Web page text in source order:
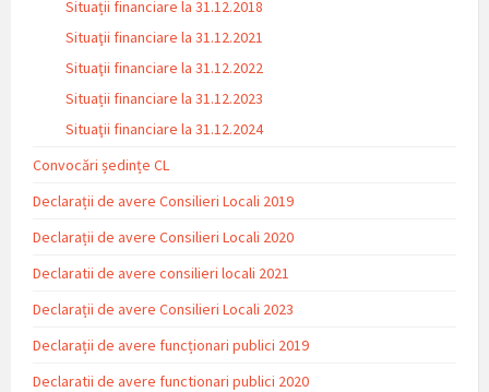
Situații financiare la 31.12.2018
Situaţii financiare la 31.12.2021
Situaţii financiare la 31.12.2022
Situații financiare la 31.12.2023
Situaţii financiare la 31.12.2024
Convocări ședințe CL
Declarații de avere Consilieri Locali 2019
Declarații de avere Consilieri Locali 2020
Declaratii de avere consilieri locali 2021
Declarații de avere Consilieri Locali 2023
Declarații de avere funcționari publici 2019
Declaratii de avere functionari publici 2020